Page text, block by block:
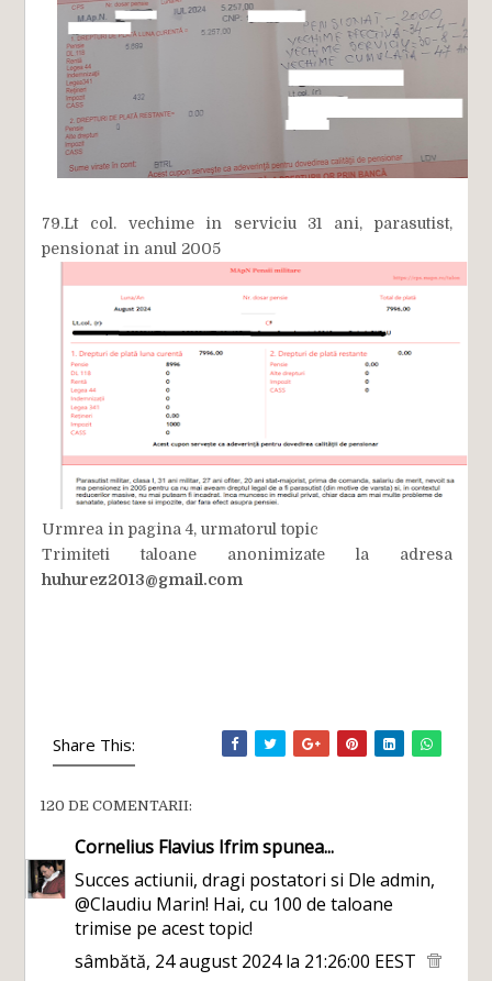
79.Lt col. vechime in serviciu 31 ani, parasutist,
pensionat in anul 2005
Urmrea in pagina 4, urmatorul topic
Trimiteti taloane anonimizate la adresa
huhurez2013@gmail.com
Share This:
120 DE COMENTARII:
Cornelius Flavius Ifrimspunea...
Succes actiunii, dragi postatori si Dle admin,
@Claudiu Marin! Hai, cu 100 de taloane
trimise pe acest topic!
sâmbătă, 24 august 2024 la 21:26:00 EEST